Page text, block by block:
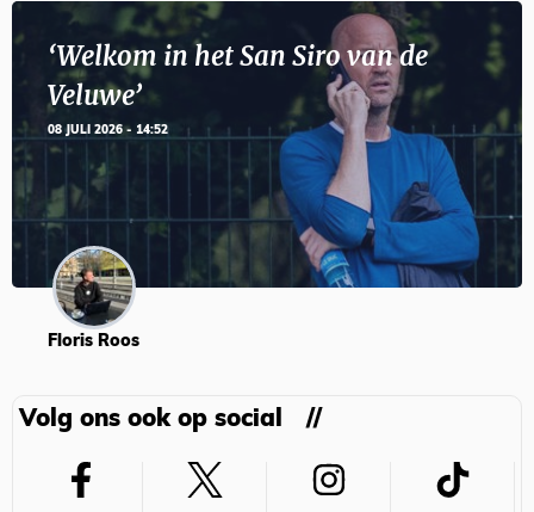
‘Welkom in het San Siro van de
Veluwe’
08 JULI 2026 - 14:52
Floris Roos
Volg ons ook op social